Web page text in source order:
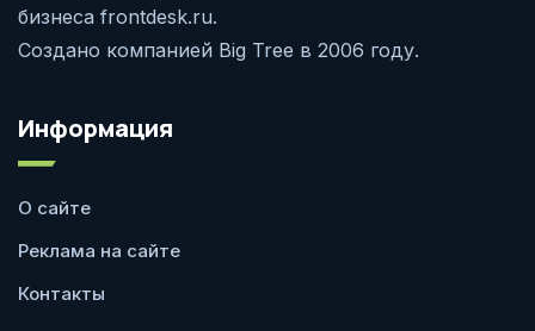
бизнеса frontdesk.ru.
Создано компанией Big Tree в 2006 году.
Информация
О сайте
Реклама на сайте
Контакты